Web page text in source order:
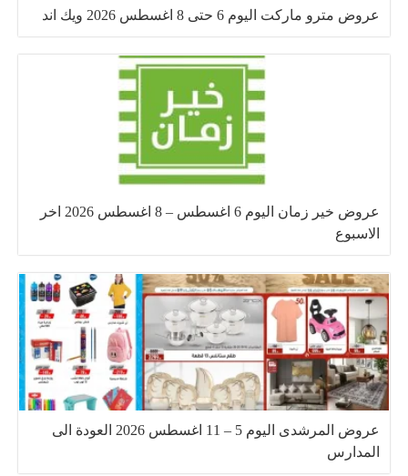
عروض مترو ماركت اليوم 6 حتى 8 اغسطس 2026 ويك اند
عروض خير زمان اليوم 6 اغسطس – 8 اغسطس 2026 اخر
الاسبوع
عروض المرشدى اليوم 5 – 11 اغسطس 2026 العودة الى
المدارس